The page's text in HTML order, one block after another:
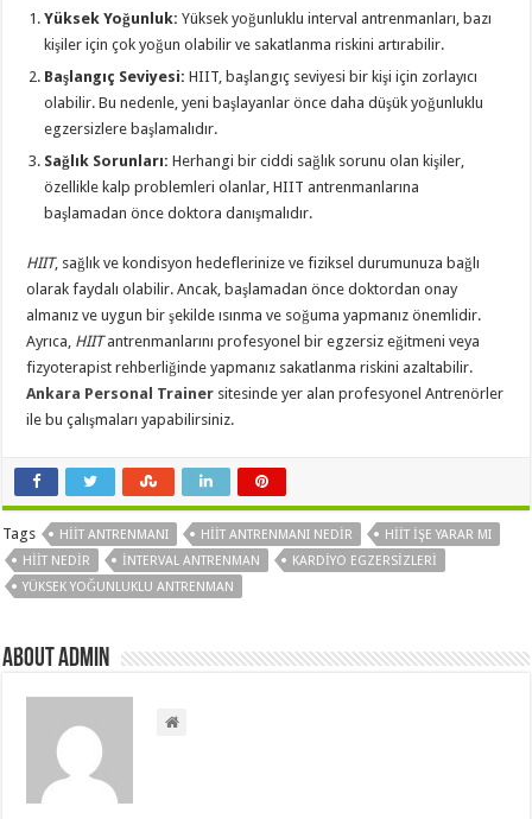
Yüksek Yoğunluk: Yüksek yoğunluklu interval antrenmanları, bazı
kişiler için çok yoğun olabilir ve sakatlanma riskini artırabilir.
Başlangıç Seviyesi: HIIT, başlangıç seviyesi bir kişi için zorlayıcı
olabilir. Bu nedenle, yeni başlayanlar önce daha düşük yoğunluklu
egzersizlere başlamalıdır.
Sağlık Sorunları: Herhangi bir ciddi sağlık sorunu olan kişiler,
özellikle kalp problemleri olanlar, HIIT antrenmanlarına
başlamadan önce doktora danışmalıdır.
HIIT, sağlık ve kondisyon hedeflerinize ve fiziksel durumunuza bağlı
olarak faydalı olabilir. Ancak, başlamadan önce doktordan onay
almanız ve uygun bir şekilde ısınma ve soğuma yapmanız önemlidir.
Ayrıca, HIITantrenmanlarını profesyonel bir egzersiz eğitmeni veya
fizyoterapist rehberliğinde yapmanız sakatlanma riskini azaltabilir.
Ankara Personal Trainer sitesinde yer alan profesyonel Antrenörler
ile bu çalışmaları yapabilirsiniz.
Tags HIIT ANTRENMANI HIIT ANTRENMANI NEDIR
HIIT IŞE YARAR MI
HIIT NEDIR
INTERVAL ANTRENMAN
KARDIYO EGZERSIZLERI
YÜKSEK YOĞUNLUKLU ANTRENMAN
About admin